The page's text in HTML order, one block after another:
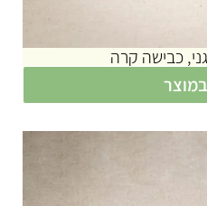
כבישה קרה